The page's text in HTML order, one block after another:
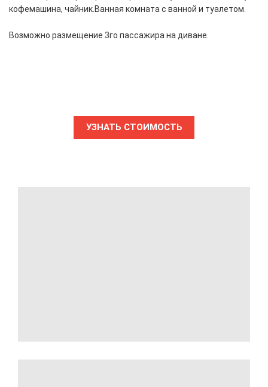
кофемашина, чайник. Ванная комната с ванной и туалетом.
Возможно размещение 3го пассажира на диване.
УЗНАТЬ СТОИМОСТЬ